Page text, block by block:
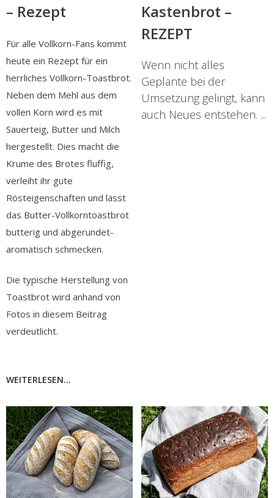
– Rezept
Für alle Vollkorn-Fans kommt
heute ein Rezept für ein
herrliches Vollkorn-Toastbrot.
Neben dem Mehl aus dem
vollen Korn wird es mit
Sauerteig, Butter und Milch
hergestellt. Dies macht die
Krume des Brotes fluffig,
verleiht ihr gute
Rösteigenschaften und lässt
das Butter-Vollkorntoastbrot
butterig und abgerundet-
aromatisch schmecken.
Die typische Herstellung von
Toastbrot wird anhand von
Fotos in diesem Beitrag
verdeutlicht.
WEITERLESEN...
Kastenbrot –
REZEPT
Wenn nicht alles
Geplante bei der
Umsetzung gelingt, kann
auch Neues entstehen. ...